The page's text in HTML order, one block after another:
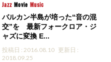
Jazz Movie Music
バルカン半島が培った“音の混
交”を 最新フォークロア・ジ
ャズに変換 E...
投稿日 : 2016.08.10 更新日 :
2018.09.25